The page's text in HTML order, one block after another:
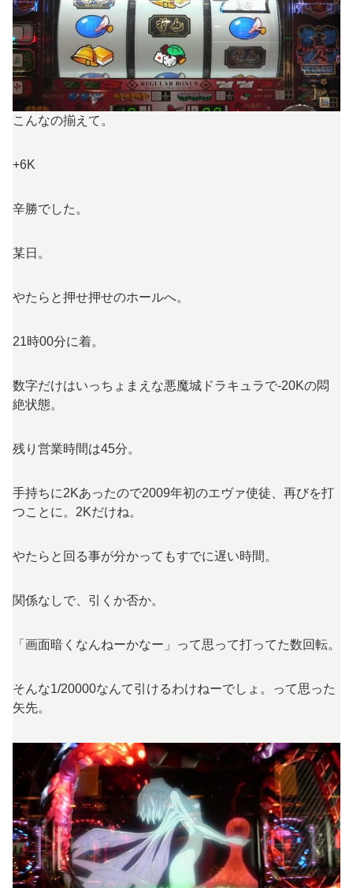
こんなの揃えて。
+6K
辛勝でした。
某日。
やたらと押せ押せのホールへ。
21時00分に着。
数字だけはいっちょまえな悪魔城ドラキュラで-20Kの悶
絶状態。
残り営業時間は45分。
手持ちに2Kあったので2009年初のエヴァ使徒、再びを打
つことに。2Kだけね。
やたらと回る事が分かってもすでに遅い時間。
関係なしで、引くか否か。
「画面暗くなんねーかなー」って思って打ってた数回転。
そんな1/20000なんて引けるわけねーでしょ。って思った
矢先。